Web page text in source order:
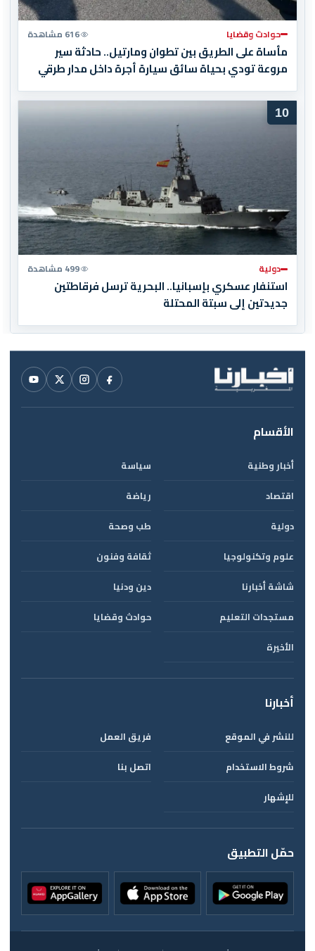
حوادث وقضايا 616 مشاهدة
مأساة على الطريق بين تطوان ومارتيل.. حادثة سير
مروعة تودي بحياة سائق سيارة أجرة داخل مدار طرقي
10
دولية 499 مشاهدة
استنفار عسكري بإسبانيا.. البحرية ترسل فرقاطتين
جديدتين إلى سبتة المحتلة
الأقسام
أخبار وطنية
سياسة
اقتصاد
رياضة
دولية
طب وصحة
علوم وتكنولوجيا
ثقافة وفنون
شاشة أخبارنا
دين ودنيا
مستجدات التعليم
حوادث وقضايا
الأخيرة
أخبارنا
للنشر في الموقع
فريق العمل
شروط الاستخدام
اتصل بنا
للإشهار
حمّل التطبيق